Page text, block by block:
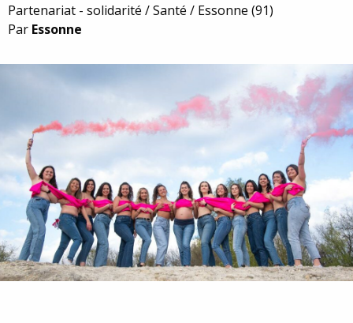
Partenariat - solidarité / Santé / Essonne (91)
Par Essonne